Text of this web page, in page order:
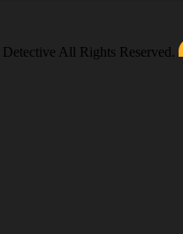
All Rights Reserved.